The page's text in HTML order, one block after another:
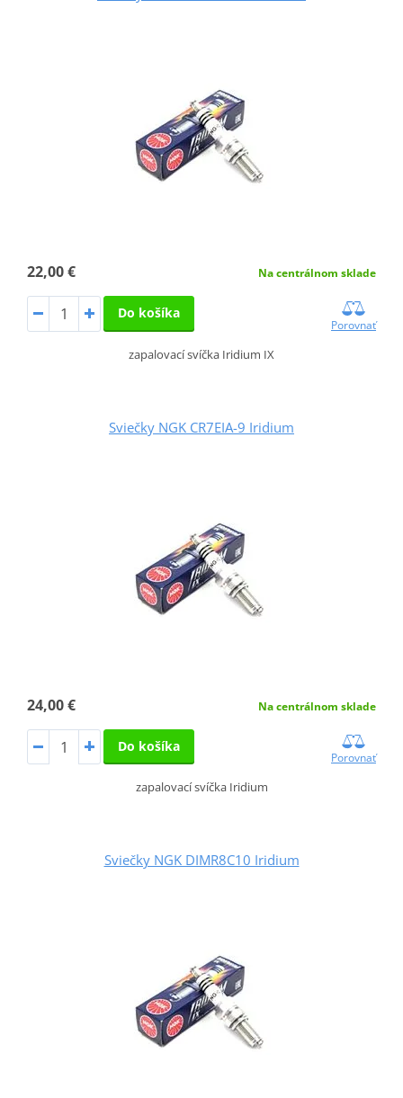
22,00 € Na centrálnom sklade
Do košíka
Porovnať
zapalovací svíčka Iridium IX
Sviečky NGK CR7EIA-9 Iridium
24,00 € Na centrálnom sklade
Do košíka
Porovnať
zapalovací svíčka Iridium
Sviečky NGK DIMR8C10 Iridium